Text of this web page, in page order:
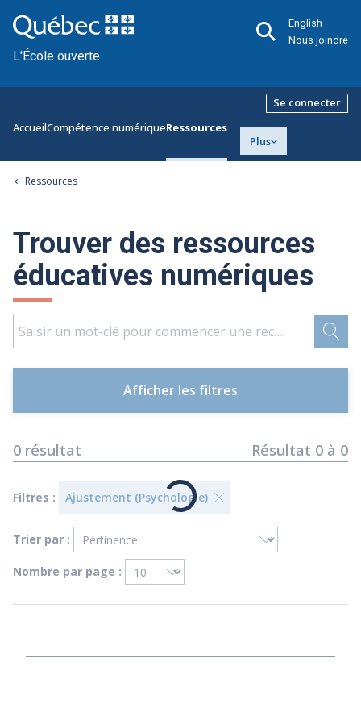
L'École ouverte
English
Nous joindre
AccueilCompétence numériqueRessources
Plus
Se connecter
Ressources
Trouver des ressources
éducatives numériques
Afficher les filtres
0 résultat Résultat 0 à 0
Filtres : Ajustement (Psychologie)
Trier par :
Nombre par page :